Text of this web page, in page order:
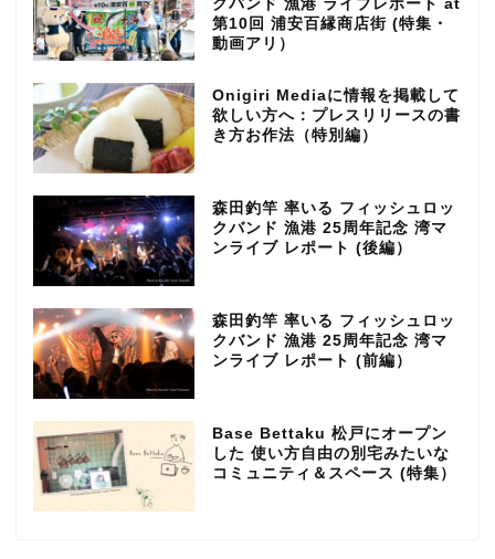
クバンド 漁港 ライブレポート at
第10回 浦安百縁商店街 (特集・
動画アリ）
Onigiri Mediaに情報を掲載して
欲しい方へ：プレスリリースの書
き方お作法（特別編）
森田釣竿 率いる フィッシュロッ
クバンド 漁港 25周年記念 湾マ
ンライブ レポート (後編）
森田釣竿 率いる フィッシュロッ
クバンド 漁港 25周年記念 湾マ
ンライブ レポート (前編）
Base Bettaku 松戸にオープン
した 使い方自由の別宅みたいな
コミュニティ＆スペース (特集）